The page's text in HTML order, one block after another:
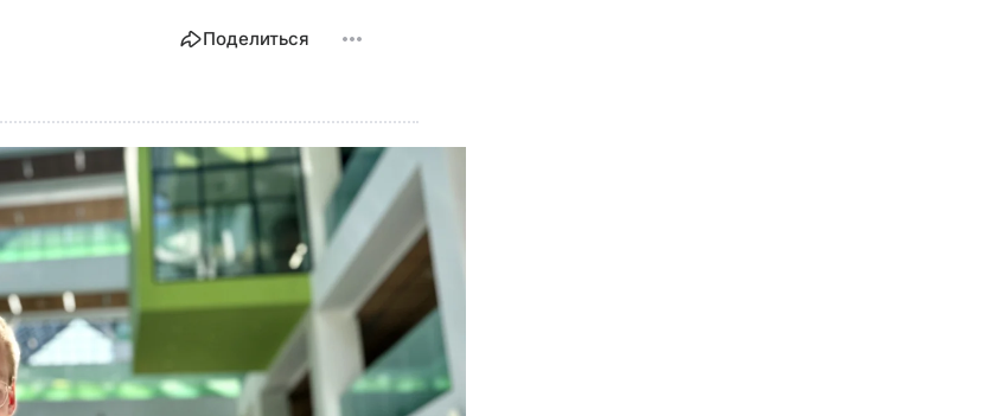
Поделиться